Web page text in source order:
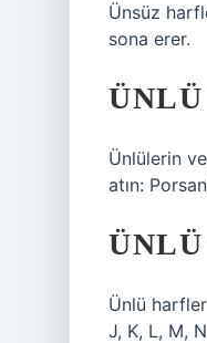
Ünsüz
sona erer.
Ünlülerin
atın:
Ünlü
J, K, L, M,